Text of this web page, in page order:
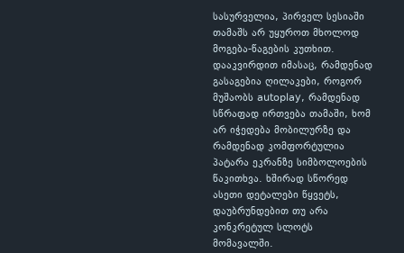
სასურველია, პირველ სესიაში
თამაშს არ უყუროთ მხოლოდ
მოგება-წაგების კუთხით.
დააკვირდით იმასაც, რამდენად
გასაგებია ღილაკები, როგორ
მუშაობს autoplay, რამდენად
სწრაფად ირთვება თამაში, ხომ
არ იჭედება მობილურზე და
რამდენად კომფორტულია
პატარა ეკრანზე სიმბოლოების
წაკითხვა. ხშირად სწორედ
ასეთი დეტალები წყვეტს,
დაუბრუნდებით თუ არა
კონკრეტულ სლოტს
მომავალში.